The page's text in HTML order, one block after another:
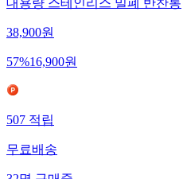
대용량 스테인리스 밀폐 반찬통
38,900원
57%16,900원
507적립
무료배송